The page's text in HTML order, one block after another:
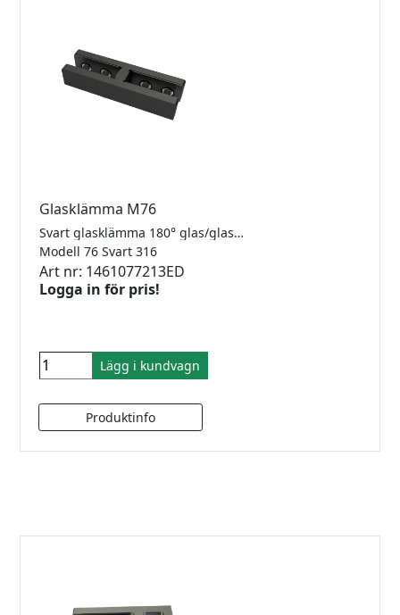
Glasklämma M76
Svart glasklämma 180° glas/glas för 8-12.76mm glas. Rostfritt 316.
Modell 76 Svart 316
Art nr: 1461077213ED
Logga in för pris!
Lägg i kundvagn